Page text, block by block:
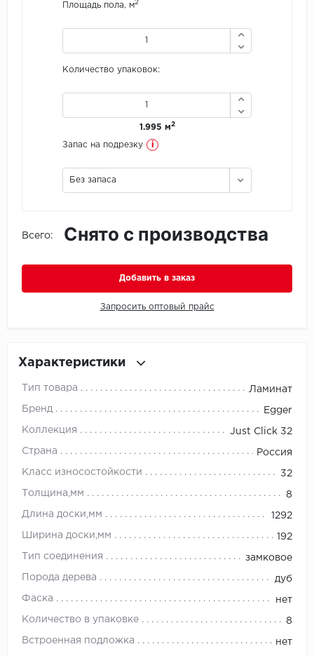
Jinan PDM
KDF
LG Decotile
Lucky Floor
No brand
Pergo
Quality Flooring
Smartprofile
Площадь пола, м2
Количество упаковок:
1.995 м2
Запас на подрезку i
Без запаса
Всего: Снято с производства
Добавить в заказ
Запросить оптовый прайс
Характеристики
Тип товара Ламинат
Бренд Egger
Коллекция Just Click 32
Страна Россия
Класс износостойкости 32
Толщина,мм 8
Длина доски,мм 1292
Ширина доски,мм 192
Тип соединения замковое
Порода дерева дуб
Фаска нет
Количество в упаковке 8
Встроенная подложка нет